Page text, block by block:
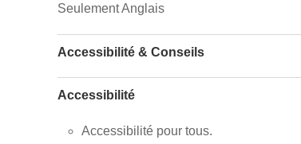
Seulement Anglais
Accessibilité & Conseils
Accessibilité
Accessibilité pour tous.